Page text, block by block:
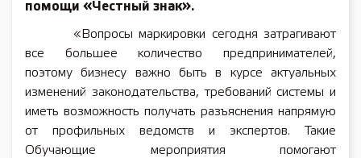
помощи «Честный знак».
«Вопросы маркировки сегодня затрагивают
все большее количество предпринимателей,
поэтому бизнесу важно быть в курсе актуальных
изменений законодательства, требований системы и
иметь возможность получать разъяснения напрямую
от профильных ведомств и экспертов. Такие
Обучающие мероприятия помогают